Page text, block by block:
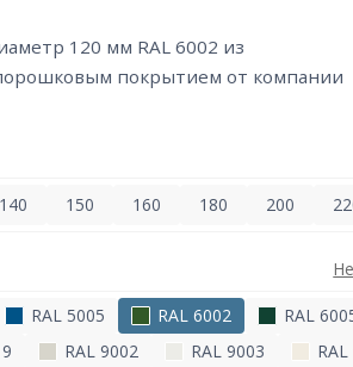
покрытием от компании
140 150 160 180 200
RAL 5005 RAL 6002 RAL
RAL 9002 RAL 9003